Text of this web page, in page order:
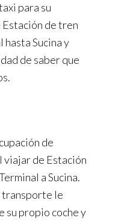
para su
de tren
Sucina y
de saber que
de
viajar de Estación
a Sucina.
le
su propio coche y